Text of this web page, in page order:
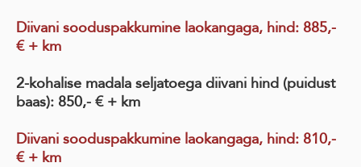
Diivani sooduspakkumine laokangaga, hind: 885,-
€ + km
2-kohalise madala seljatoega diivani hind (puidust
baas): 850,- € + km
Diivani sooduspakkumine laokangaga, hind: 810,-
€ + km